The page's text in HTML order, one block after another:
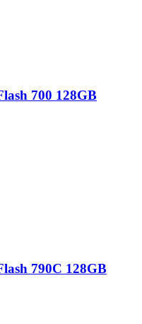
700 128GB
790C 128GB